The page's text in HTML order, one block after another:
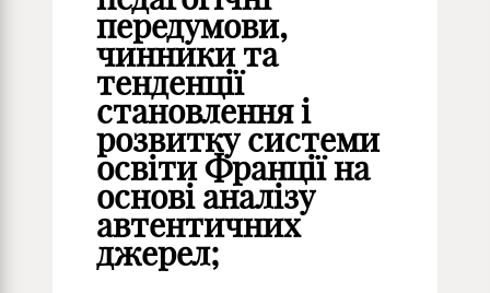
передумови,
чинники та
тенденції
становлення і
розвитку системи
освіти Франції на
основі аналізу
автентичних
джерел;